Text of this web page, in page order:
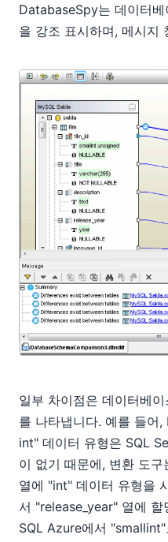
DatabaseSpy는 데이터
을 강조 표시하며, 메시지
일부 차이점은 데이터베
를 나타냅니다. 예를 들어
int" 데이터 유형은 SQL
이 없기 때문에, 변환 도
열에 "int" 데이터 유형을
서 "release_year" 열에
SQL Azure에서